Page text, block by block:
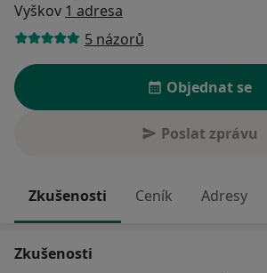
Vyškov 1 adresa
5 názorů
Objednat se
Poslat zprávu
Zkušenosti Ceník Adresy
Zkušenosti